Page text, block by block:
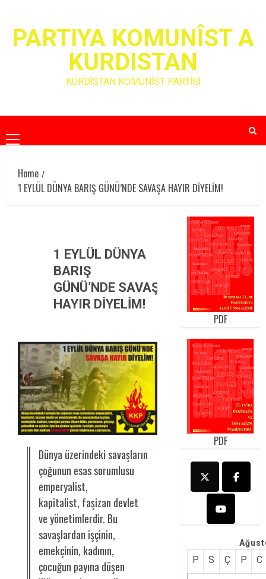
contentPARTIYA KOMUNÎST A
KURDISTAN
KÜRDİSTAN KOMÜNİST PARTİSİ
Primary
Menu
Home
1 EYLÜL DÜNYA BARIŞ GÜNÜ’NDE SAVAŞA HAYIR DİYELİM!
1 EYLÜL DÜNYA
BARIŞ
GÜNÜ’NDE SAVAŞA
HAYIR DİYELİM!
Dünya üzerindeki savaşların
çoğunun esas sorumlusu
emperyalist,
kapitalist, faşizan devlet
ve yönetimlerdir. Bu
savaşlardan işçinin,
emekçinin, kadının,
çocuğun payına düşen
PDF
PDF
P S Ç P C